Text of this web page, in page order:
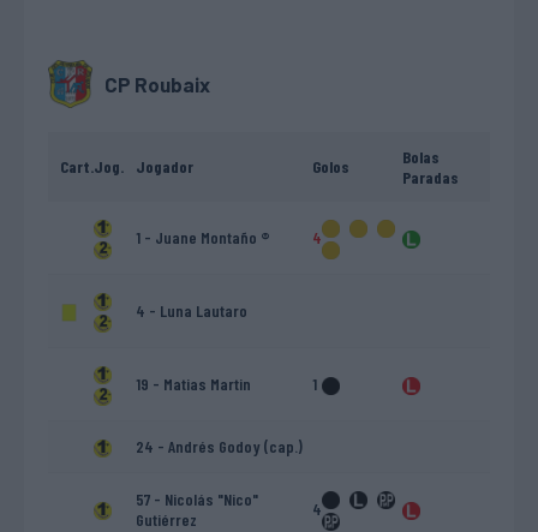
CP Roubaix
Cart.Jog. Jogador Golos
Bolas
Paradas
1 - Juane Montaño ® 4
4 - Luna Lautaro
19 - Matias Martin 1
24 - Andrés Godoy (cap.)
57 - Nicolás "Nico"
Gutiérrez
4